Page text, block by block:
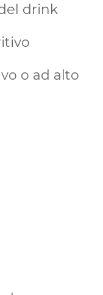
drink
o ad alto